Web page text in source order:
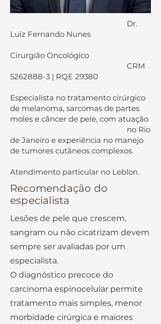
Dr.
Luiz Fernando Nunes
Cirurgião Oncológico
CRM
5262888-3 | RQE 29380
Especialista no tratamento cirúrgico
de melanoma, sarcomas de partes
moles e câncer de pele, com atuação
no Rio
de Janeiro e experiência no manejo
de tumores cutâneos complexos.
Atendimento particular no Leblon.
Recomendação do
especialista
Lesões de pele que crescem,
sangram ou não cicatrizam devem
sempre ser avaliadas por um
especialista.
O diagnóstico precoce do
carcinoma espinocelular permite
tratamento mais simples, menor
morbidade cirúrgica e maiores